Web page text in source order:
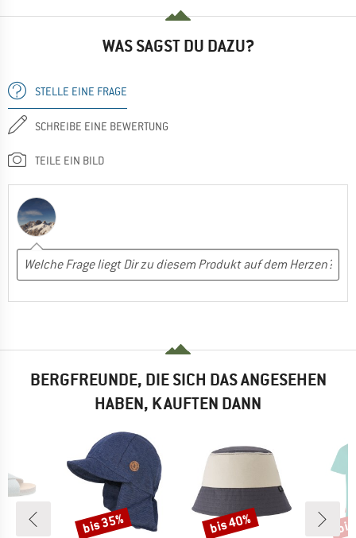
WAS SAGST DU DAZU?
STELLE EINE FRAGE
SCHREIBE EINE BEWERTUNG
TEILE EIN BILD
BERGFREUNDE, DIE SICH DAS ANGESEHEN
HABEN, KAUFTEN DANN
Rabatt
bis 35% Rabatt
bis 40%